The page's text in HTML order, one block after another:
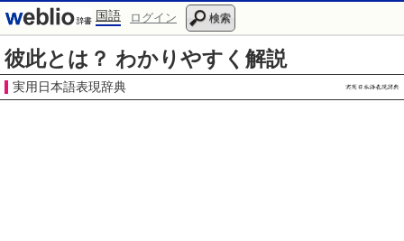
国語 ログイン 検索
彼此とは？ わかりやすく解説
実用日本語表現辞典